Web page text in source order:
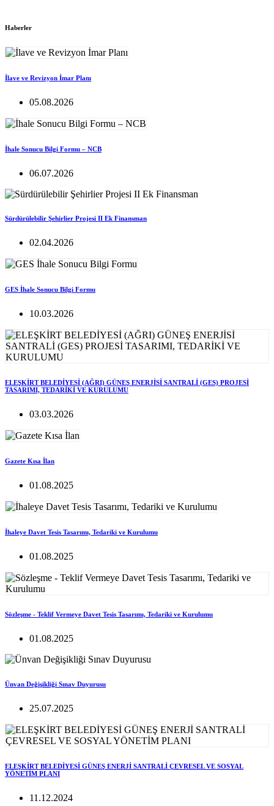
Haberler
İlave ve Revizyon İmar Planı
05.08.2026
İhale Sonucu Bilgi Formu – NCB
06.07.2026
Sürdürülebilir Şehirlier Projesi II Ek Finansman
02.04.2026
GES İhale Sonucu Bilgi Formu
10.03.2026
ELEŞKİRT BELEDİYESİ (AĞRI) GÜNEŞ ENERJİSİ SANTRALİ (GES) PROJESİ
TASARIMI, TEDARİKİ VE KURULUMU
03.03.2026
Gazete Kısa İlan
01.08.2025
İhaleye Davet Tesis Tasarımı, Tedariki ve Kurulumu
01.08.2025
Sözleşme - Teklif Vermeye Davet Tesis Tasarımı, Tedariki ve Kurulumu
01.08.2025
Ünvan Değişikliği Sınav Duyurusu
25.07.2025
ELEŞKİRT BELEDİYESİ GÜNEŞ ENERJİ SANTRALİ ÇEVRESEL VE SOSYAL
YÖNETİM PLANI
11.12.2024